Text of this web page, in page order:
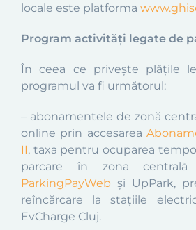
locale este platforma
Program activități legate de
În ceea ce privește plățile
programul va fi următorul:
– abonamentele de zonă
online prin accesarea
II, taxa pentru ocuparea
parcare în zona centrală
ParkingPayWeb și UpPark,
reîncărcare la stațiile
EvCharge Cluj.